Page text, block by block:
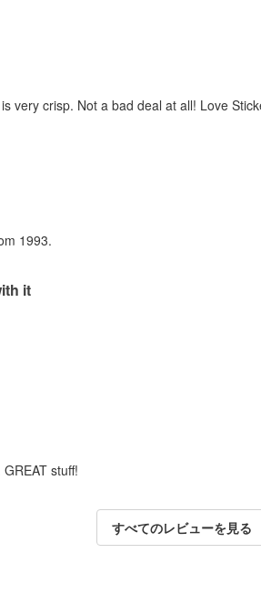
very crisp. Not a bad deal at all! Love
1993.
it
stuff!
すべてのレビューを見る